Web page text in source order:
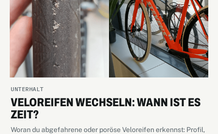
UNTERHALT
VELOREIFEN WECHSELN: WANN IST ES
ZEIT?
Woran du abgefahrene oder poröse Veloreifen erkennst: Profil,